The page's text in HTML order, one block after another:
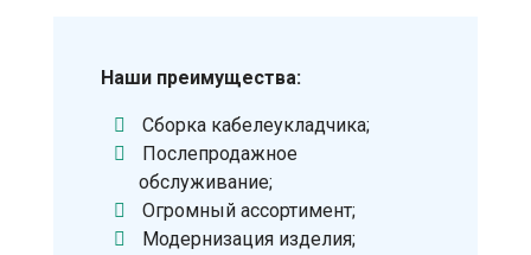
Наши преимущества:
Сборка кабелеукладчика;
Послепродажное
обслуживание;
Огромный ассортимент;
Модернизация изделия;